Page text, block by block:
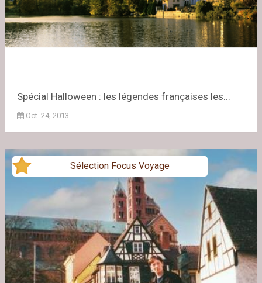
Spécial Halloween : les légendes françaises les...
Oct. 24, 2013
Sélection Focus Voyage